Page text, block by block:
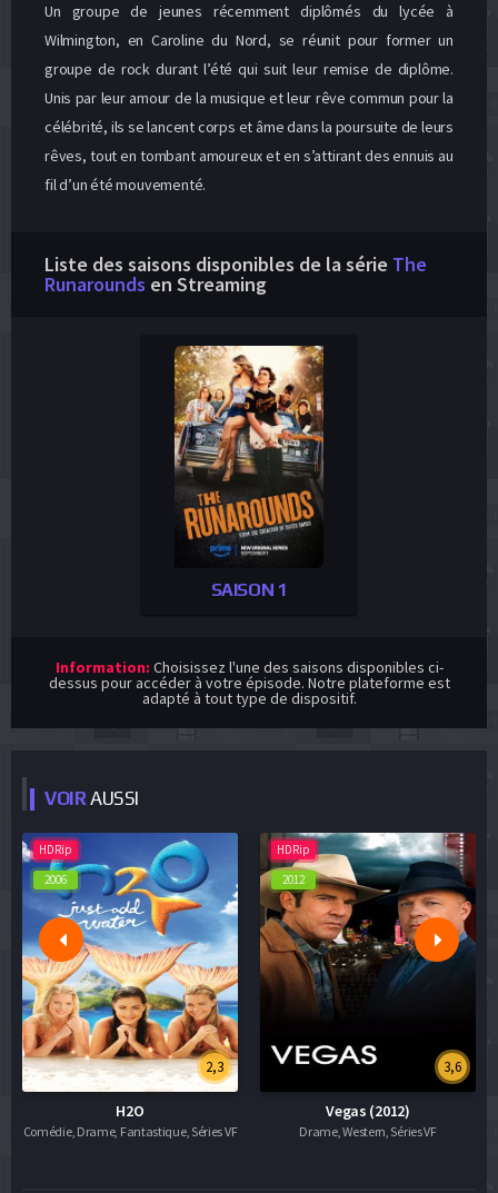
Un groupe de jeunes récemment diplômés du lycée à
Wilmington, en Caroline du Nord, se réunit pour former un
groupe de rock durant l’été qui suit leur remise de diplôme.
Unis par leur amour de la musique et leur rêve commun pour la
célébrité, ils se lancent corps et âme dans la poursuite de leurs
rêves, tout en tombant amoureux et en s’attirant des ennuis au
fil d’un été mouvementé.
Liste des saisons disponibles de la série The
Runarounds en Streaming
SAISON 1
Information: Choisissez l'une des saisons disponibles ci-
dessus pour accéder à votre épisode. Notre plateforme est
adapté à tout type de dispositif.
VOIRAUSSI
HDRip
2006
2,3
H2O
Comédie, Drame, Fantastique, Séries VF
HDRip
2012
3,6
Vegas (2012)
Drame, Western, Séries VF